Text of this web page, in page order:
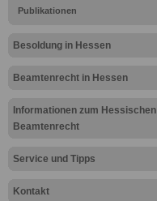
Publikationen
Besoldung in Hessen
Beamtenrecht in Hessen
Informationen zum Hessischen
Beamtenrecht
Service und Tipps
Kontakt